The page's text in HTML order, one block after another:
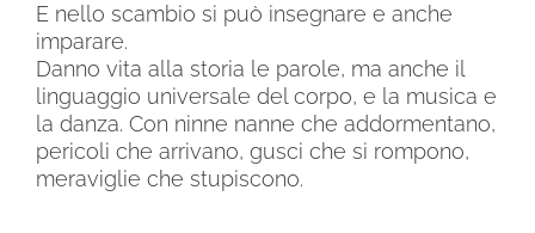
E nello scambio si può insegnare e anche
imparare.
Danno vita alla storia le parole, ma anche il
linguaggio universale del corpo, e la musica e
la danza. Con ninne nanne che addormentano,
pericoli che arrivano, gusci che si rompono,
meraviglie che stupiscono.